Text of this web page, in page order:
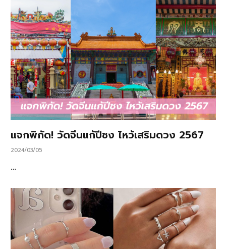
แจกพิกัด! วัดจีนแก้ปีชง ไหว้เสริมดวง 2567
2024/03/05
…